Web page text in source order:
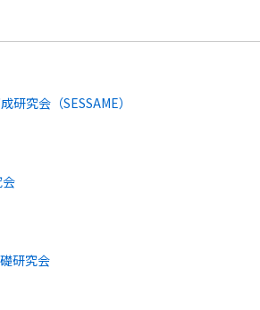
究会（SESSAME）
研究会